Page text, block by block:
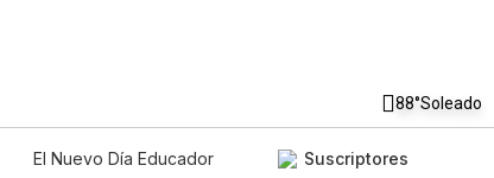
88°Soleado
El Nuevo Día Educador
Suscriptores